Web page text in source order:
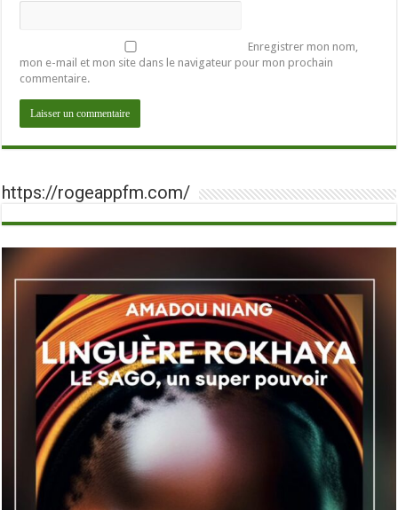
Enregistrer mon nom,
mon e-mail et mon site dans le navigateur pour mon prochain
commentaire.
https://rogeappfm.com/